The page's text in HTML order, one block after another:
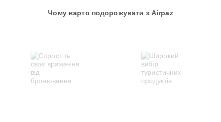
Чому варто подорожувати з Airpaz